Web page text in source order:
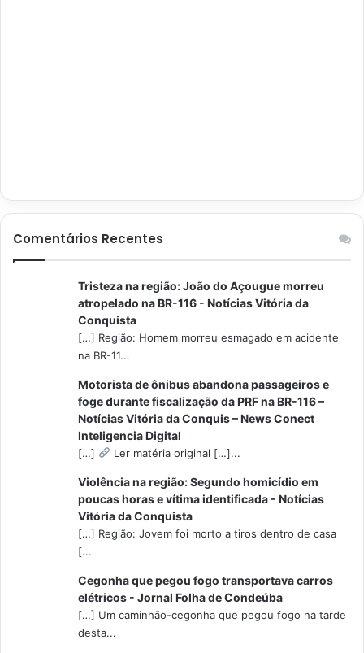
Comentários Recentes
Tristeza na região: João do Açougue morreu
atropelado na BR-116 - Notícias Vitória da
Conquista
[…] Região: Homem morreu esmagado em acidente
na BR-11...
Motorista de ônibus abandona passageiros e
foge durante fiscalização da PRF na BR-116 –
Notícias Vitória da Conquis – News Conect
Inteligencia Digital
[…] Ler matéria original […]...
Violência na região: Segundo homicídio em
poucas horas e vítima identificada - Notícias
Vitória da Conquista
[…] Região: Jovem foi morto a tiros dentro de casa
[...
Cegonha que pegou fogo transportava carros
elétricos - Jornal Folha de Condeúba
[…] Um caminhão-cegonha que pegou fogo na tarde
desta...